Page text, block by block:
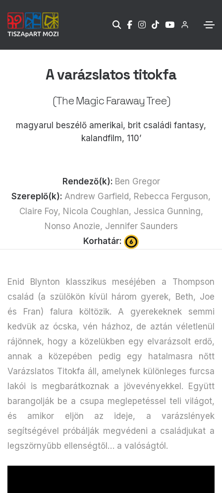
A varázslatos titokfa
(The Magic Faraway Tree)
magyarul beszélő amerikai, brit családi fantasy,
kalandfilm, 110’
Rendező(k): Ben Gregor
Szereplő(k): Andrew Garfield, Rebecca Ferguson,
Claire Foy, Nicola Coughlan, Jessica Gunning,
Nonso Anozie, Jennifer Saunders
Korhatár:
Enid Blynton klasszikus meséjében a Thompson
család (a szülőkön kívül három gyerek, Beth, Joe
és Fran) falura költözik. A gyerekeknek semmi
kedvük az ócska, vén házhoz, de aztán véletlenül
rájönnek, hogy a közelükben egy elvarázsolt erdő,
annak a közepében pedig egy hatalmasra nőtt
Varázslatos Titokfa áll, amelynek különleges furcsa
lakói is megbarátkoznak a jövevényekkel. Együtt
barangolják be a csupa meglepetéssel teli világot,
és amikor eljön az ideje, a varázslények
segítségével próbálják megvédeni a családjukat a
legszörnyűbb ellenségtől… a valóságtól.